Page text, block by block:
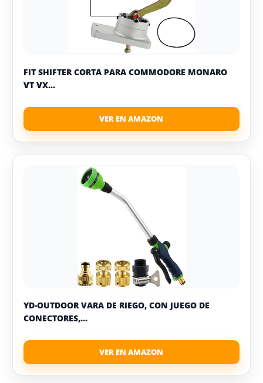
FIT SHIFTER CORTA PARA COMMODORE MONARO
VT VX...
YD-OUTDOOR VARA DE RIEGO, CON JUEGO DE
CONECTORES,...